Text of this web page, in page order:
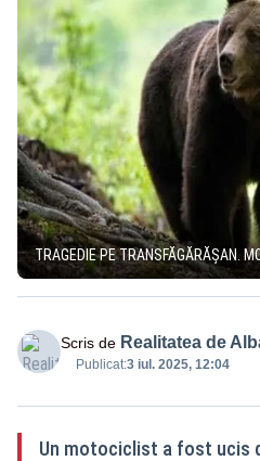
TRAGEDIE PE TRANSFĂGĂRĂȘAN.
Scris de Realitatea de
Publicat:3 iul. 2025, 12:04
Un motociclist a fost ucis